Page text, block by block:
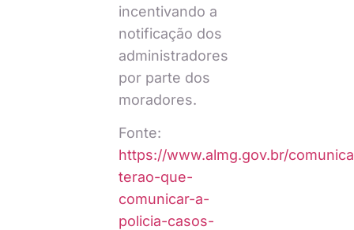
incentivando a
notificação dos
administradores
por parte dos
moradores.
Fonte:
https://www.almg.gov.br/
terao-que-
comunicar-a-
policia-casos-